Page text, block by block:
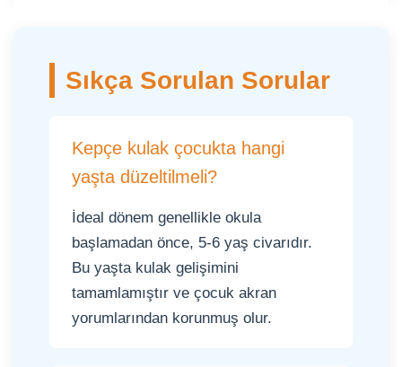
Sıkça Sorulan Sorular
Kepçe kulak çocukta hangi
yaşta düzeltilmeli?
İdeal dönem genellikle okula
başlamadan önce, 5-6 yaş civarıdır.
Bu yaşta kulak gelişimini
tamamlamıştır ve çocuk akran
yorumlarından korunmuş olur.